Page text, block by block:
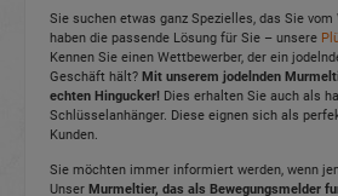
Sie suchen etwas ganz Spezielles, das Sie
haben die passende Lösung für Sie – unsere
Kennen Sie einen Wettbewerber, der ein
Geschäft hält? Mit unserem jodelnden
echten Hingucker! Dies erhalten Sie auch als
Schlüsselanhänger. Diese eignen sich als
Kunden.
Sie möchten immer informiert werden, wenn
Unser Murmeltier, das als Bewegungsmelder